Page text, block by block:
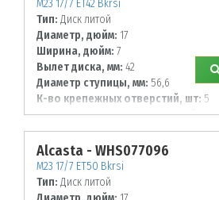
M23 17/7 ET42 Bkrsi
Тип: Диск литой
Диаметр, дюйм: 17
Ширина, дюйм: 7
Вылет диска, мм: 42
Диаметр ступицы, мм: 56,6
К-во крепежных отверстий, шт: 5
Диаметр располож. отверстий, мм:
105
Alcasta - WHS077096
M23 17/7 ET50 Bkrsi
Тип: Диск литой